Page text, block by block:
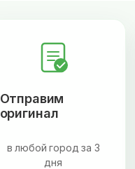
Отправим
оригинал
в любой город за 3
дня